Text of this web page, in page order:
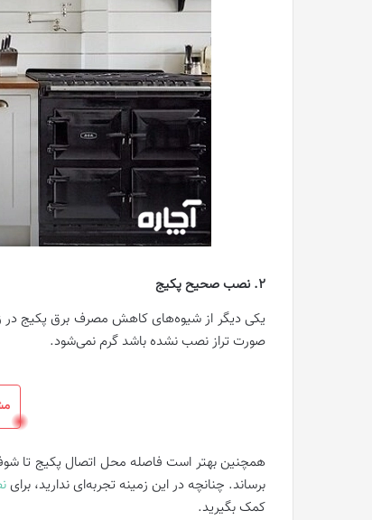
2. نصب صحیح پکیج
یکی دیگر از شیوه‌های کاهش مصرف برق پکیج در
صورت تراز نصب نشده باشد گرم نمی‌شود.
همچنین بهتر است فاصله محل اتصال پکیج تا
برساند. چنانچه در این زمینه تجربه‌ای ندارید، برای
کمک بگیرید.